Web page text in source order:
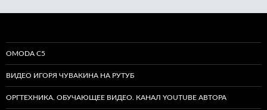
OMODA C5
ВИДЕО ИГОРЯ ЧУВАКИНА НА РУТУБ
ОРГТЕХНИКА. ОБУЧАЮЩЕЕ ВИДЕО. КАНАЛ YOUTUBE АВТОРА